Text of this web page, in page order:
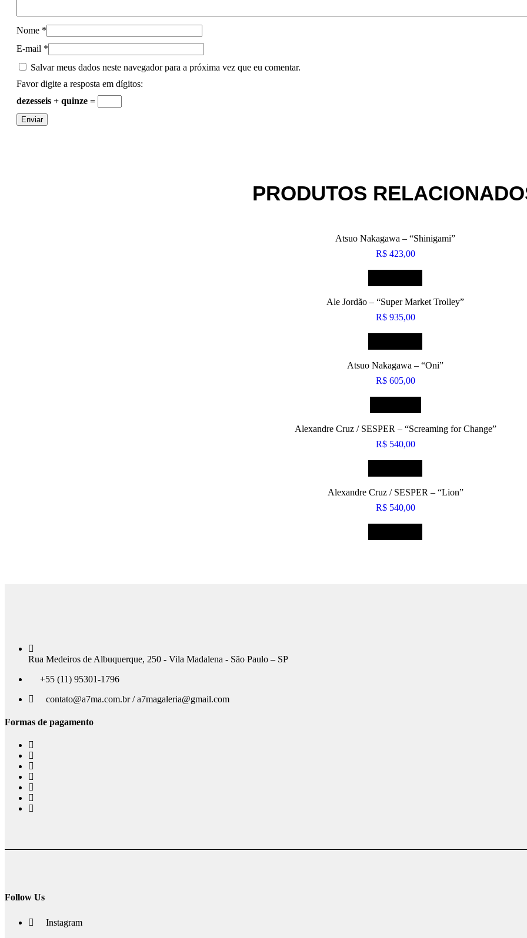
Nome *
E-mail *
Salvar meus dados neste navegador para a próxima vez que eu comentar.
Favor digite a resposta em dígitos:
dezesseis + quinze =
PRODUTOS
Atsuo Nakagawa – “Shinigami”
R$423,00
Ale Jordão – “Super Market Trolley”
R$935,00
Atsuo Nakagawa – “Oni”
R$605,00
Alexandre Cruz / SESPER – “Screaming for Change”
R$540,00
Alexandre Cruz / SESPER – “Lion”
R$540,00
Rua Medeiros de Albuquerque, 250 - Vila Madalena - São Paulo – SP
+55 (11) 95301-1796
contato@a7ma.com.br / a7magaleria@gmail.com
Formas de pagamento
Follow Us
Instagram